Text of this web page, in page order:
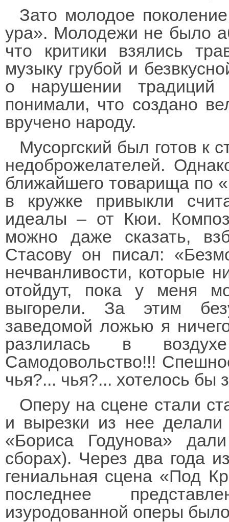
Зато молодое
ура». Молодежи не было
что критики взялись
музыку грубой и
о нарушении традиций
понимали, что создано
вручено народу.
Мусоргский был готов к
недоброжелателей.
ближайшего товарища по
в кружке привыкли
идеалы – от Кюи.
можно даже сказать,
Стасову он писал:
нечванливости, которые
отойдут, пока у меня
выгорели. За этим
заведомой ложью я
разлилась в
Самодовольство!!!
чья?... чья?... хотелось бы
Оперу на сцене стали
и вырезки из нее
«Бориса Годунова»
сборах). Через два года
гениальная сцена «Под
последнее
изуродованной оперы